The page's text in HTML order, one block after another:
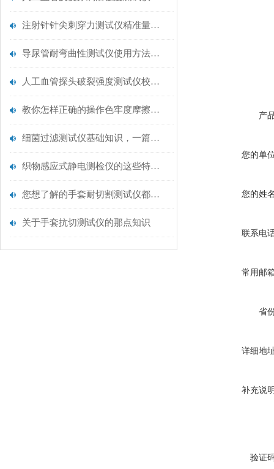
注射针针尖刺穿力测试仪精准量化针尖锋利度，构筑临床安全防线
导尿管耐弯曲性测试仪使用方法与操作规范
人工血管探头破裂强度测试仪校准规范：精准赋能医疗安全的技术基准
教你怎样正确的操作色牢度摩擦测试机
细菌过滤测试仪基础知识，一篇搞定
织物感应式静电测检仪的这些特点很少有人都知道
您想了解的手套耐切割测试仪都在这里了
关于手套抗切测试仪的那点知识
产
您的单
您的姓
联系电
常用邮
省
详细地
补充说
验证